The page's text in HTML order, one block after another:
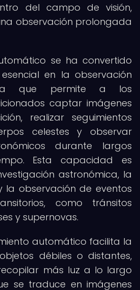
del campo de visión,
observación prolongada
se ha convertido
en la observación
ya que permite a los
captar imágenes
realizar seguimientos
celestes y observar
durante largos
Esta capacidad es
astronómica, la
observación de eventos
como tránsitos
y supernovas.
automático facilita la
débiles o distantes,
más luz a lo largo
se traduce en imágenes